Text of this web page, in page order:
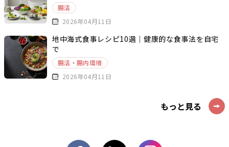
腸活
2026年04月11日
地中海式食事レシピ10選｜健康的な食事法を自宅
で
腸活・腸内環境
2026年04月11日
もっと見る